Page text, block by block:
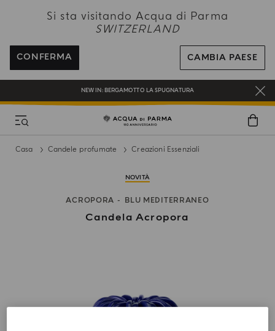
Si sta visitando Acqua di Parma
SWITZERLAND
CONFERMA CAMBIA PAESE
SPEDIZIONE GRATUITA PER TUTTI GLI ORDINI SUPERIORI A 120 CHF
REGISTRATI E RICEVI UN REGALO SPECIALE CON IL TUO PRIMO ACQUISTO
UN REGALO PER TE SUGLI ORDINI SUPERIORI AI CHF 180
NEW IN: BERGAMOTTO LA SPUGNATURA
Casa Candele profumate Creazioni Essenziali
NOVITÀ
ACROPORA BLU MEDITERRANEO
Candela Acropora